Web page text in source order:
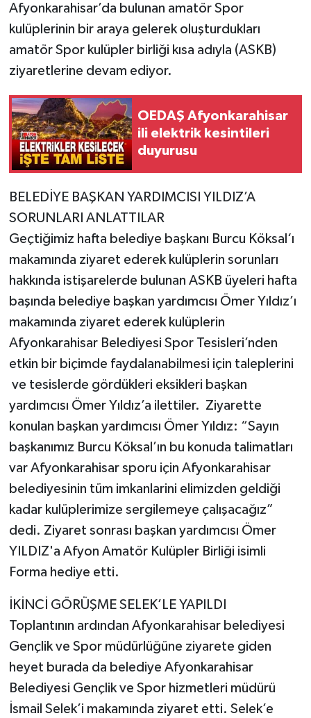
Afyonkarahisar’da bulunan amatör Spor
kulüplerinin bir araya gelerek oluşturdukları
amatör Spor kulüpler birliği kısa adıyla (ASKB)
ziyaretlerine devam ediyor.
OEDAŞ Afyonkarahisar
ili elektrik kesintileri
duyurusu
BELEDİYE BAŞKAN YARDIMCISI YILDIZ’A
SORUNLARI ANLATTILAR
Geçtiğimiz hafta belediye başkanı Burcu Köksal‘ı
makamında ziyaret ederek kulüplerin sorunları
hakkında istişarelerde bulunan ASKB üyeleri hafta
başında belediye başkan yardımcısı Ömer Yıldız’ı
makamında ziyaret ederek kulüplerin
Afyonkarahisar Belediyesi Spor Tesisleri’nden
etkin bir biçimde faydalanabilmesi için taleplerini
ve tesislerde gördükleri eksikleri başkan
yardımcısı Ömer Yıldız’a ilettiler. Ziyarette
konulan başkan yardımcısı Ömer Yıldız: “Sayın
başkanımız Burcu Köksal’ın bu konuda talimatları
var Afyonkarahisar sporu için Afyonkarahisar
belediyesinin tüm imkanlarini elimizden geldiği
kadar kulüplerimize sergilemeye çalışacağız”
dedi. Ziyaret sonrası başkan yardımcısı Ömer
YILDIZ'a Afyon Amatör Kulüpler Birliği isimli
Forma hediye etti.
İKİNCİ GÖRÜŞME SELEK’LE YAPILDI
Toplantının ardından Afyonkarahisar belediyesi
Gençlik ve Spor müdürlüğüne ziyarete giden
heyet burada da belediye Afyonkarahisar
Belediyesi Gençlik ve Spor hizmetleri müdürü
İsmail Selek’i makamında ziyaret etti. Selek’e